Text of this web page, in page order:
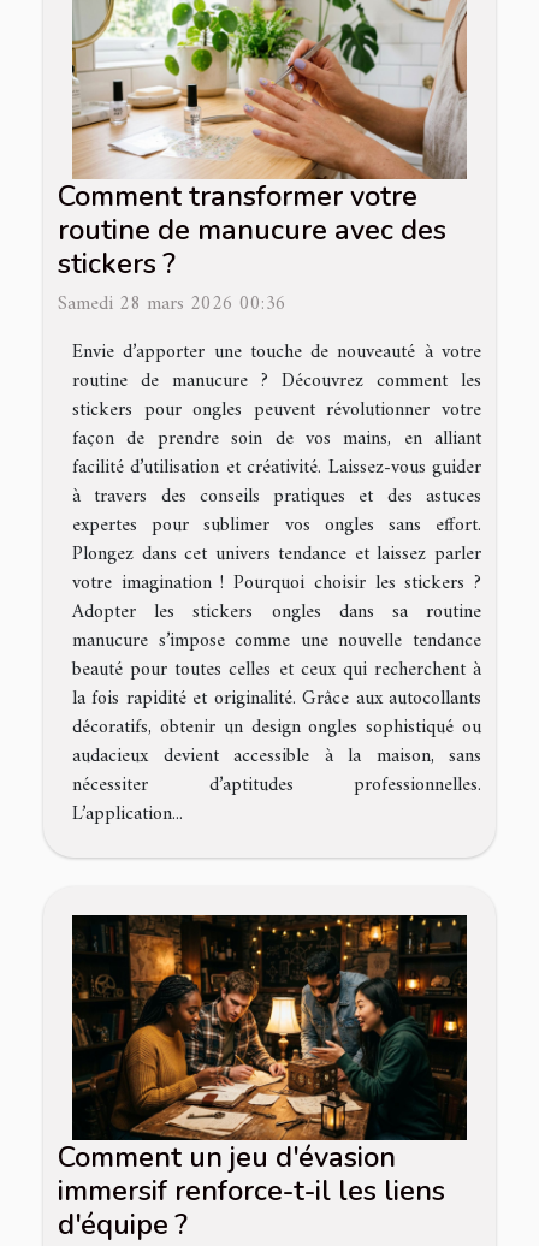
Comment transformer votre
routine de manucure avec des
stickers ?
Samedi 28 mars 2026 00:36
Envie d’apporter une touche de nouveauté à votre
routine de manucure ? Découvrez comment les
stickers pour ongles peuvent révolutionner votre
façon de prendre soin de vos mains, en alliant
facilité d’utilisation et créativité. Laissez-vous guider
à travers des conseils pratiques et des astuces
expertes pour sublimer vos ongles sans effort.
Plongez dans cet univers tendance et laissez parler
votre imagination ! Pourquoi choisir les stickers ?
Adopter les stickers ongles dans sa routine
manucure s’impose comme une nouvelle tendance
beauté pour toutes celles et ceux qui recherchent à
la fois rapidité et originalité. Grâce aux autocollants
décoratifs, obtenir un design ongles sophistiqué ou
audacieux devient accessible à la maison, sans
nécessiter d’aptitudes professionnelles.
L’application...
Comment un jeu d'évasion
immersif renforce-t-il les liens
d'équipe ?